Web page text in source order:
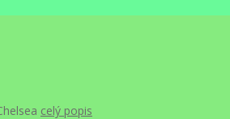
celý popis